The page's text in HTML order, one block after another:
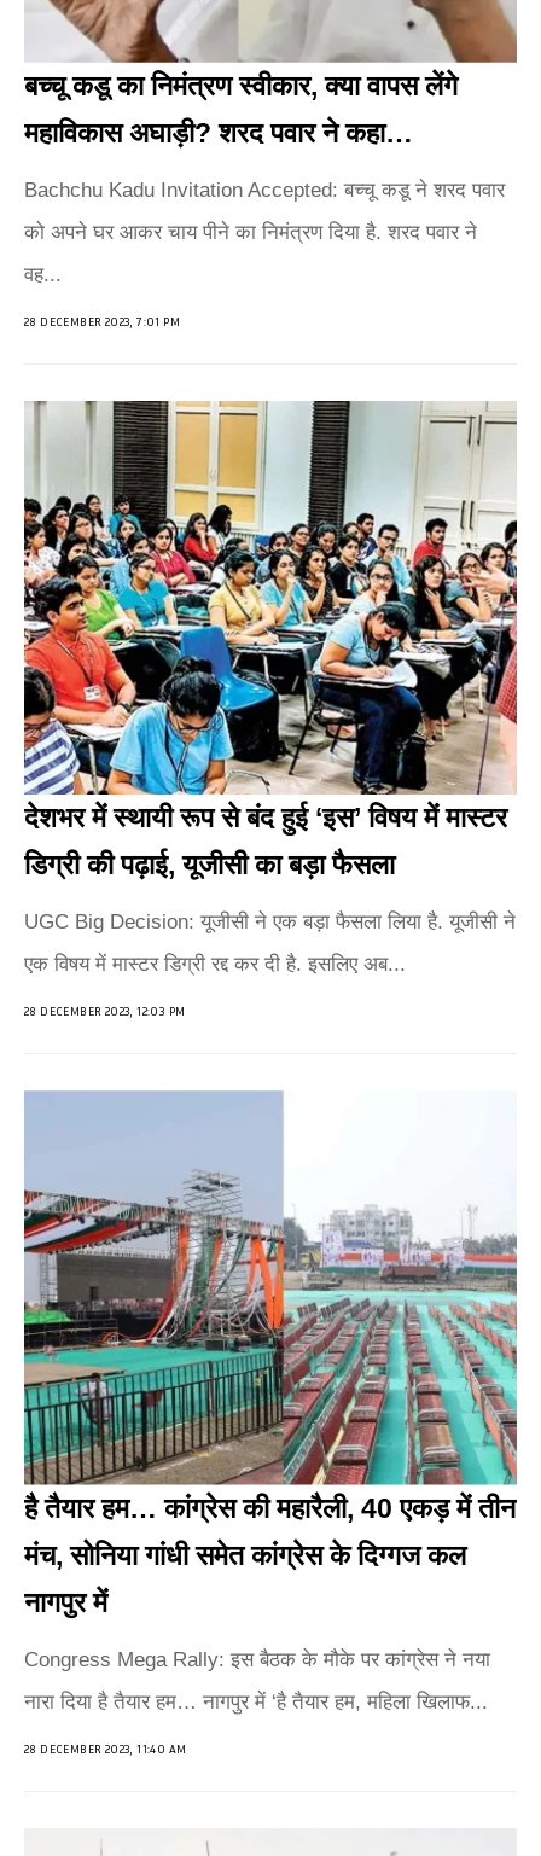
बच्चू कडू का निमंत्रण स्वीकार, क्या वापस लेंगे
महाविकास अघाड़ी? शरद पवार ने कहा…
Bachchu Kadu Invitation Accepted: बच्चू कडू ने शरद पवार
को अपने घर आकर चाय पीने का निमंत्रण दिया है. शरद पवार ने
वह...
28 DECEMBER 2023, 7:01 PM
देशभर में स्थायी रूप से बंद हुई ‘इस’ विषय में मास्टर
डिग्री की पढ़ाई, यूजीसी का बड़ा फैसला
UGC Big Decision: यूजीसी ने एक बड़ा फैसला लिया है. यूजीसी ने
एक विषय में मास्टर डिग्री रद्द कर दी है. इसलिए अब...
28 DECEMBER 2023, 12:03 PM
है तैयार हम… कांग्रेस की महारैली, 40 एकड़ में तीन
मंच, सोनिया गांधी समेत कांग्रेस के दिग्गज कल
नागपुर में
Congress Mega Rally: इस बैठक के मौके पर कांग्रेस ने नया
नारा दिया है तैयार हम… नागपुर में ‘है तैयार हम, महिला खिलाफ...
28 DECEMBER 2023, 11:40 AM